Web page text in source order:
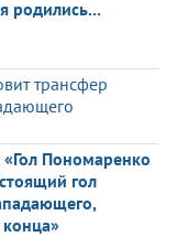
родились...
трансфер
Пономаренко
гол